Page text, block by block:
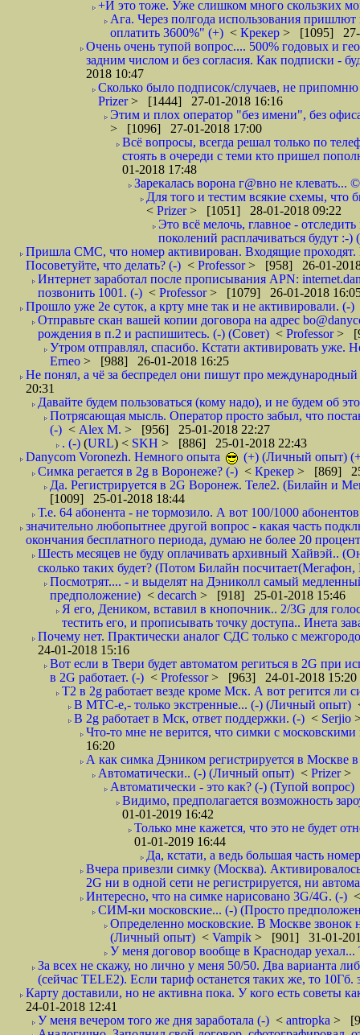
+И это тоже. Уже слишком много скользких
Ага. Через полгода использования
оплатить 3600%" (+) < Крекер > [1095] 27-
Очень очень тупой вопрос.... 500% годовых и
задним числом и без согласия. Как подписки -
2018 10:47
Сколько было подписок/случаев, не
Prizer> [1444] 27-01-2018 16:16
Этим и плох оператор "без имени", без
> [1096] 27-01-2018 17:00
Всё вопросы, всегда решал только по
стоять в очереди с теми кто пришел
01-2018 17:48
Зарекалась ворона г@вно не клевать...
Для того и тестим всякие схемы, что
< Prizer> [1051] 28-01-2018 09:22
Это всё мелочь, главное -
поколений расплачиваться будут :-)
Пришла СМС, что номер активирован. Входящие проходят.
Посоветуйте, что делать? (-) < Professor> [958] 26-01-
Интернет заработал после прописывания APN:
позвонить 1001. (-) < Professor> [1079] 26-01-2018
Прошло уже 2е суток, а крту мне так и не активировали. (-)
Отправьте скан вашей копии договора на адрес
рождения в п.2 и распишитесь. (-) (Совет) < Professor>
Утром отправлял, спасибо. Кстати активировать уже.
Erneo > [988] 26-01-2018 16:25
Не понял, а чё за беспредел они пишут про
20:31
Давайте будем пользоваться (кому надо), и не будем об
Потрясающая мысль. Оператор просто забыл, что
(-) < Alex M. > [956] 25-01-2018 22:27
. (-) (URL) < SKH > [886] 25-01-2018 22:43
Danycom Voronezh. Немного опыта
(+) (Личный опыт)
Симка регается в 2g в Воронеже? (-) < Крекер > [869]
Да. Регистрируется в 2G Воронеж. Теле2. (Билайн и
[1009] 25-01-2018 18:44
Т.е. 64 абонента - не тормозило. А вот 100/1000
значительно любопытнее другой вопрос - какая часть
окончания бесплатного периода, думаю не более 20
Шесть месяцев не буду оплачивать архивный Хайвэй..
сколько таких будет? (Потом Билайн
Посмотрят.... - и выделят на Дэниколл самый
предположение) < decarch > [918] 25-01-2018 15:46
Я его, Деником, вставил в кнопочник.. 2/3G для
тестить его, и прописывать точку доступа.. Инета
Почему нет. Практически аналог СДС только с
24-01-2018 15:16
Вот если в Твери будет автоматом региться в 2G при
в 2G работает. (-) < Professor> [963] 24-01-2018 15:20
T2 в 2g работает везде кроме Мск. А вот регится
В МТС-е,- только экстренные... (-) (Личный опыт)
В 2g работает в Мск, ответ поддержки. (-) < Serjio
Что-то мне не верится, что симки с
16:20
А как симка Дэником регистрируется в Москве
Автоматически.. (-) (Личный опыт) < Prizer>
Автоматически - это как? (-) (Тупой вопрос)
Видимо, предполагается возможность
01-01-2019 16:42
Только мне кажется, что это не будет
01-01-2019 16:44
Да, кстати, а ведь большая часть
Вчера привезли симку (Москва).
2G ни в одной сети не регистрируется, ни
Интересно, что на симке нарисовано 3G/4G. (-)
СИМ-ки московские... (-) (Просто
Определенно московские. В Москве звонок
(Личный опыт) < Vampik > [901] 31-01-
У меня договор вообще в Краснодар
За всех не скажу, но лично у меня 50/50. Два варианта
(сейчас TELE2). Если тариф останется таких же, то
Карту доставили, но не активна пока. У кого есть советы
24-01-2018 12:41
У меня вечером того же дня заработала (-) < antropka >